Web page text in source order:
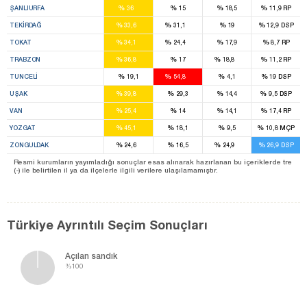
ŞANLIURFA % 36 %15 %18,5 % 11,9RP
TEKIRDAĞ %33,6 % 31,1 %19 %12,9 DSP
TOKAT %34,1 % 24,4 %17,9 %8,7 RP
TRABZON %36,8 %17 %18,8 % 11,2RP
TUNCELI % 19,1 % 54,8 % 4,1 %19DSP
UŞAK %39,8 % 29,3 %14,4 % 9,5 DSP
VAN %25,4 %14 %14,1 % 17,4RP
YOZGAT %45,1 % 18,1 % 9,5 % 10,8MÇP
ZONGULDAK %24,6 % 16,5 %24,9 %26,9 DSP
Resmi kurumların yayımladığı sonuçlar esas alınarak hazırlanan bu içeriklerde tre
(-) ile belirtilen il ya da ilçelerle ilgili verilere ulaşılamamıştır.
Türkiye Ayrıntılı Seçim Sonuçları
Açılan sandık
%100